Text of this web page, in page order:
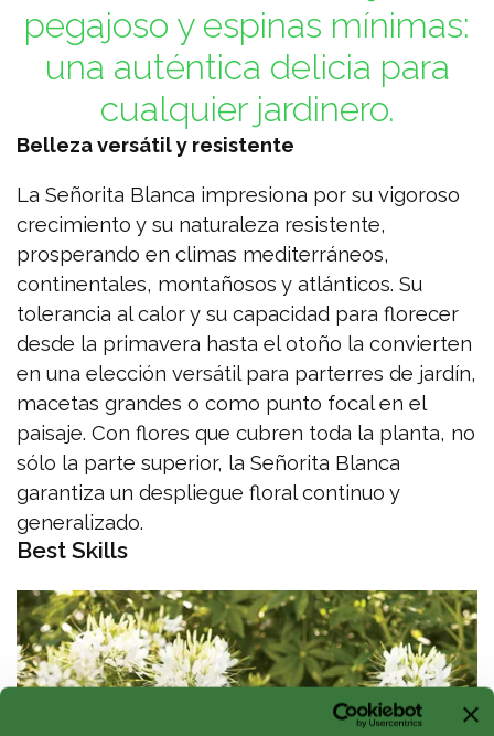
pegajoso y espinas mínimas:
una auténtica delicia para
cualquier jardinero.
Belleza versátil y resistente
La Señorita Blanca impresiona por su vigoroso
crecimiento y su naturaleza resistente,
prosperando en climas mediterráneos,
continentales, montañosos y atlánticos. Su
tolerancia al calor y su capacidad para florecer
desde la primavera hasta el otoño la convierten
en una elección versátil para parterres de jardín,
macetas grandes o como punto focal en el
paisaje. Con flores que cubren toda la planta, no
sólo la parte superior, la Señorita Blanca
garantiza un despliegue floral continuo y
generalizado.
Best Skills